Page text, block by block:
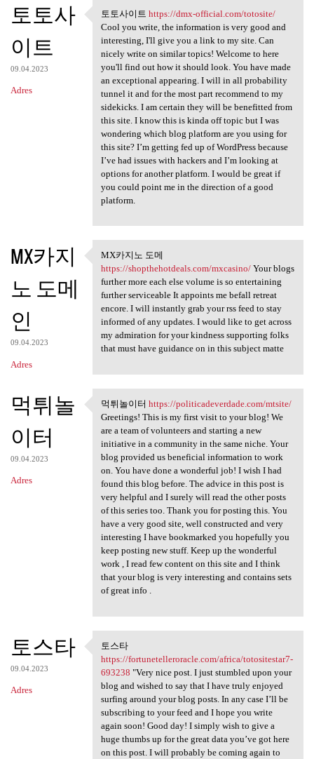
토토사
이트
09.04.2023
Adres
토토사이트 https://dmx-official
토토사이트 https://dmx-official.com/totosite/
Cool you write, the information is very good and
interesting, I'll give you a link to my site. Can
nicely write on similar topics! Welcome to here
you'll find out how it should look. You have made
an exceptional appearing. I will in all probability
tunnel it and for the most part recommend to my
sidekicks. I am certain they will be benefitted from
this site. I know this is kinda off topic but I was
wondering which blog platform are you using for
this site? I’m getting fed up of WordPress because
I’ve had issues with hackers and I’m looking at
options for another platform. I would be great if
you could point me in the direction of a good
platform.
MX카지
노 도메
인
09.04.2023
Adres
MX카지노 도메 https:/
MX카지노 도메
https://shopthehotdeals.com/mxcasino/Your blogs
further more each else volume is so entertaining
further serviceable It appoints me befall retreat
encore. I will instantly grab your rss feed to stay
informed of any updates. I would like to get across
my admiration for your kindness supporting folks
that must have guidance on in this subject matte
먹튀놀
이터
09.04.2023
Adres
먹튀놀이터 https:/
먹튀놀이터 https://politicadeverdade.com/mtsite/
Greetings! This is my first visit to your blog! We
are a team of volunteers and starting a new
initiative in a community in the same niche. Your
blog provided us beneficial information to work
on. You have done a wonderful job! I wish I had
found this blog before. The advice in this post is
very helpful and I surely will read the other posts
of this series too. Thank you for posting this. You
have a very good site, well constructed and very
interesting I have bookmarked you hopefully you
keep posting new stuff. Keep up the wonderful
work , I read few content on this site and I think
that your blog is very interesting and contains sets
of great info .
토스타
09.04.2023
Adres
토스타 https:/
토스타
https://fortunetelleroracle.com/africa/totositestar7-
693238 "Very nice post. I just stumbled upon your
blog and wished to say that I have truly enjoyed
surfing around your blog posts. In any case I’ll be
subscribing to your feed and I hope you write
again soon! Good day! I simply wish to give a
huge thumbs up for the great data you’ve got here
on this post. I will probably be coming again to